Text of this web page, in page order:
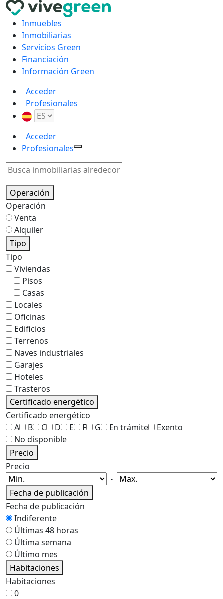
Inmuebles
Inmobiliarias
Servicios Green
Financiación
Información Green
Acceder
Profesionales
Acceder
Profesionales
Operación
Operación
Venta
Alquiler
Tipo
Tipo
Viviendas
Pisos
Casas
Locales
Oficinas
Edificios
Terrenos
Naves industriales
Garajes
Hoteles
Trasteros
Certificado energético
Certificado energético
A
B C D E F G En trámite
Exento
No disponible
Precio
Precio
-
Fecha de publicación
Fecha de publicación
Indiferente
Últimas 48 horas
Última semana
Último mes
Habitaciones
Habitaciones
0